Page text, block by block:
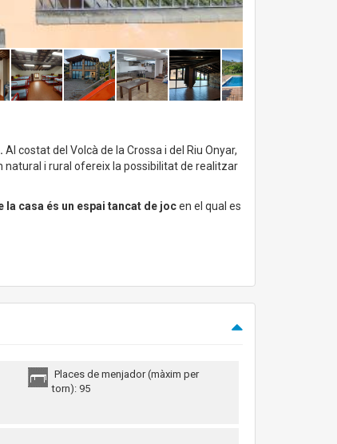
Al costat del Volcà de la Crossa i del Riu Onyar,
natural i rural ofereix la possibilitat de realitzar
casa és un espai tancat de jocen el qual es
Places de menjador (màxim per
torn): 95